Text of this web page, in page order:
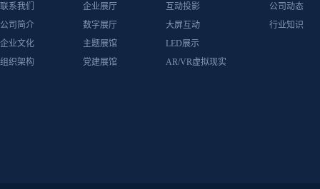
联系我们
公司简介
企业文化
组织架构
企业展厅
数字展厅
主题展馆
党建展馆
互动投影
大屏互动
LED展示
AR/VR虚拟现实
公司动态
行业知识